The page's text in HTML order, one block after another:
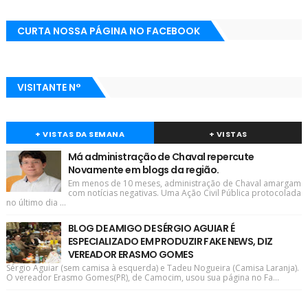
CURTA NOSSA PÁGINA NO FACEBOOK
VISITANTE N°
+ VISTAS DA SEMANA + VISTAS
Má administração de Chaval repercute
Novamente em blogs da região.
Em menos de 10 meses, administração de Chaval amargam
com notícias negativas. Uma Ação Civil Pública protocolada
no último dia ...
BLOG DE AMIGO DE SÉRGIO AGUIAR É
ESPECIALIZADO EM PRODUZIR FAKE NEWS, DIZ
VEREADOR ERASMO GOMES
Sérgio Aguiar (sem camisa à esquerda) e Tadeu Nogueira (Camisa Laranja).
O vereador Erasmo Gomes(PR), de Camocim, usou sua página no Fa...